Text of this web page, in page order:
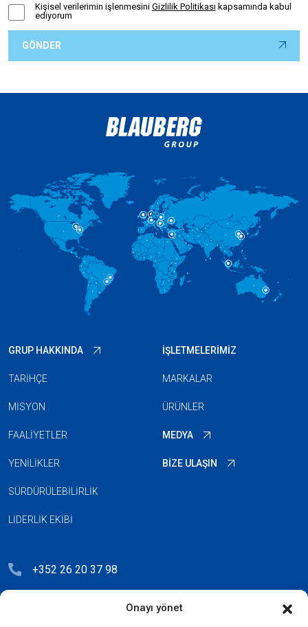
Onayı yönet
Kişisel verilerimin işlenmesini Gizlilik Politikası kapsamında kabul
ediyorum
GRUP HAKKINDA
TARIHÇE
MISYON
FAALIYETLER
YENILIKLER
SÜRDÜRÜLEBILIRLIK
LIDERLIK EKIBI
İŞLETMELERIMIZ
MARKALAR
ÜRÜNLER
MEDYA
BIZE ULAŞIN
+352 26 20 37 98